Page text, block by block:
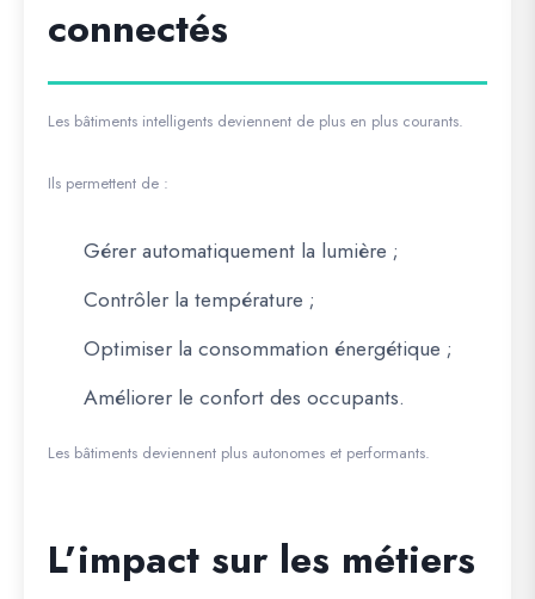
connectés
Les bâtiments intelligents deviennent de plus en plus courants.
Ils permettent de :
Gérer automatiquement la lumière ;
Contrôler la température ;
Optimiser la consommation énergétique ;
Améliorer le confort des occupants.
Les bâtiments deviennent plus autonomes et performants.
L’impact sur les métiers